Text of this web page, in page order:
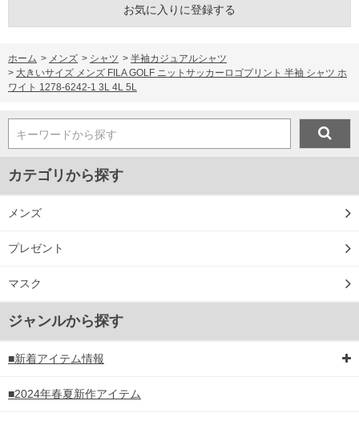
お気に入りに登録する
ホーム > メンズ > シャツ > 半袖カジュアルシャツ
> 大きいサイズ メンズ FILA GOLF ニットサッカーロゴプリント 半袖 シャツ ホ
ワイト 1278-6242-1 3L 4L 5L
キーワードから探す
カテゴリから探す
メンズ
プレゼント
マスク
ジャンルから探す
■新着アイテム情報
■2024年春夏新作アイテム